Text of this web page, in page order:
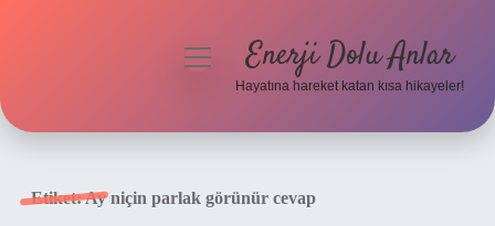
menüyüEnerji Dolu Anlar
Hayatına hareket katan kısa hikayeler!
Etiket:Ay niçin parlak görünür cevap